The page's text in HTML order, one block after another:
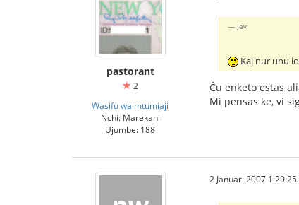
pastorant
2
Wasifu wa mtumiaji
Nchi: Marekani
Ujumbe: 188
Jev:
Kaj nur unu
Ĉu enketo estas
Mi pensas ke, vi
2 Januari 2007